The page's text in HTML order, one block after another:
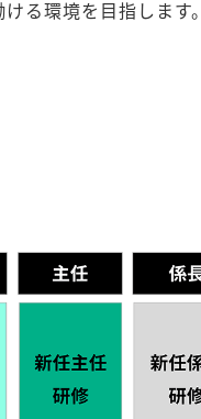
る環境を目指します。